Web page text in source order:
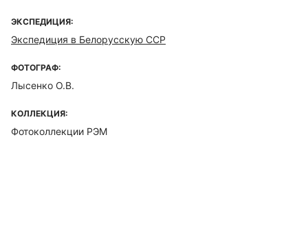
ЭКСПЕДИЦИЯ:
Экспедиция в Белорусскую ССР
ФОТОГРАФ:
Лысенко О.В.
КОЛЛЕКЦИЯ:
Фотоколлекции РЭМ